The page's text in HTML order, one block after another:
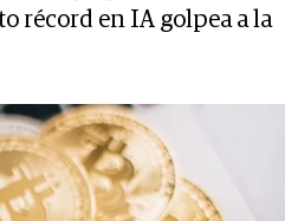
récord en IA golpea a la